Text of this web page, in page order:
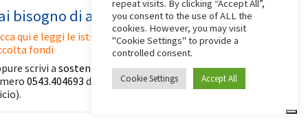
bisogno di aiuto?
qui e leggi le istruzioni per creare la tua
fondi
scrivi asostenitori@apg23.orgo chiama il
0543.404693 dal lunedì al venerdì (orari
repeat visits. By clicking “Accept All”,
you consent to the use of ALL the
cookies. However, you may visit
"Cookie Settings" to provide a
controlled consent.
Cookie Settings Accept All